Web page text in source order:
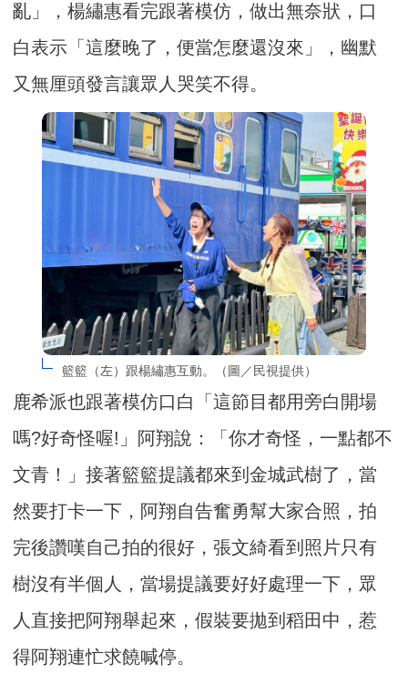
亂」，楊繡惠看完跟著模仿，做出無奈狀，口
白表示「這麼晚了，便當怎麼還沒來」，幽默
又無厘頭發言讓眾人哭笑不得。
籃籃（左）跟楊繡惠互動。（圖／民視提供）
鹿希派也跟著模仿口白「這節目都用旁白開場
嗎?好奇怪喔!」阿翔說：「你才奇怪，一點都不
文青！」接著籃籃提議都來到金城武樹了，當
然要打卡一下，阿翔自告奮勇幫大家合照，拍
完後讚嘆自己拍的很好，張文綺看到照片只有
樹沒有半個人，當場提議要好好處理一下，眾
人直接把阿翔舉起來，假裝要拋到稻田中，惹
得阿翔連忙求饒喊停。